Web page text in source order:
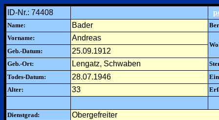
ID-Nr.: 74408
Name: Bader
Vorname:
Andreas
Geb.-Datum:
25.09.1912
Geb.-Ort: Lengatz, Schwaben
Todes-Datum:
28.07.1946
Alter:
33
Dienstgrad: Obergefreiter